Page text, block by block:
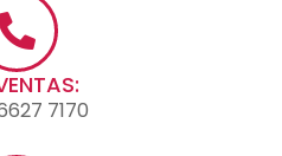
7170